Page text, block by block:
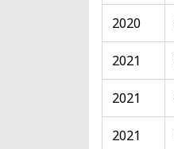
2020
2021
2021
2021